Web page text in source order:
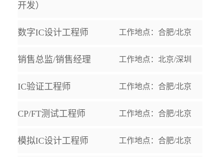
开发）
工作地点：合肥/北京
数字IC设计工程师
工作地点：北京/深圳
销售总监/销售经理
工作地点：合肥/北京
IC验证工程师
工作地点：合肥/北京
CP/FT测试工程师
工作地点：合肥/北京
模拟IC设计工程师